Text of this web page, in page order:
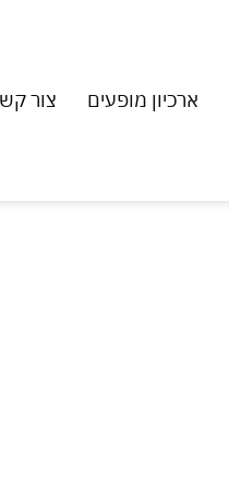
ארכיון מופעים צור